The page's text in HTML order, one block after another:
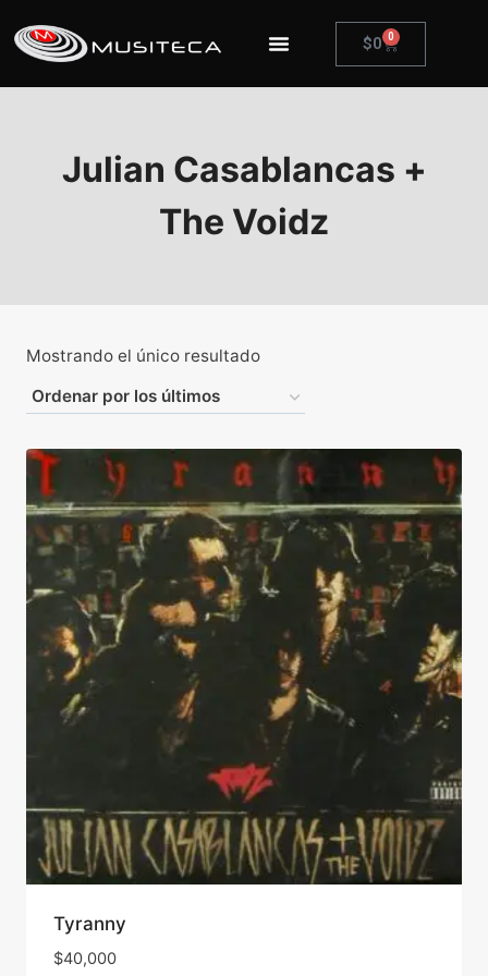
$0 0
Julian Casablancas +
The Voidz
Mostrando el único resultado
Tyranny
$40,000